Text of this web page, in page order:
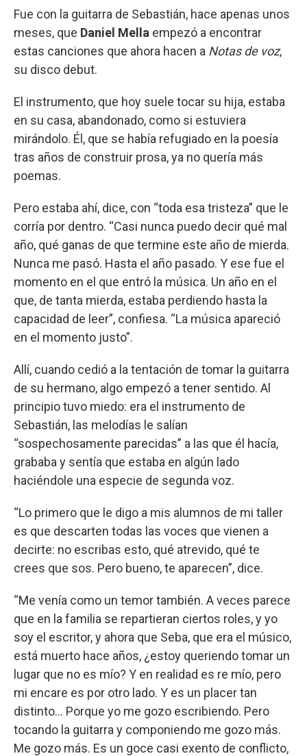
Fue con la guitarra de Sebastián, hace apenas unos
meses, que Daniel Mella empezó a encontrar
estas canciones que ahora hacen a Notas de voz,
su disco debut.
El instrumento, que hoy suele tocar su hija, estaba
en su casa, abandonado, como si estuviera
mirándolo. Él, que se había refugiado en la poesía
tras años de construir prosa, ya no quería más
poemas.
Pero estaba ahí, dice, con “toda esa tristeza” que le
corría por dentro. “Casi nunca puedo decir qué mal
año, qué ganas de que termine este año de mierda.
Nunca me pasó. Hasta el año pasado. Y ese fue el
momento en el que entró la música. Un año en el
que, de tanta mierda, estaba perdiendo hasta la
capacidad de leer”, confiesa. “La música apareció
en el momento justo”.
Allí, cuando cedió a la tentación de tomar la guitarra
de su hermano, algo empezó a tener sentido. Al
principio tuvo miedo: era el instrumento de
Sebastián, las melodías le salían
“sospechosamente parecidas” a las que él hacía,
grababa y sentía que estaba en algún lado
haciéndole una especie de segunda voz.
“Lo primero que le digo a mis alumnos de mi taller
es que descarten todas las voces que vienen a
decirte: no escribas esto, qué atrevido, qué te
crees que sos. Pero bueno, te aparecen”, dice.
“Me venía como un temor también. A veces parece
que en la familia se repartieran ciertos roles, y yo
soy el escritor, y ahora que Seba, que era el músico,
está muerto hace años, ¿estoy queriendo tomar un
lugar que no es mío? Y en realidad es re mío, pero
mi encare es por otro lado. Y es un placer tan
distinto… Porque yo me gozo escribiendo. Pero
tocando la guitarra y componiendo me gozo más.
Me gozo más. Es un goce casi exento de conflicto,